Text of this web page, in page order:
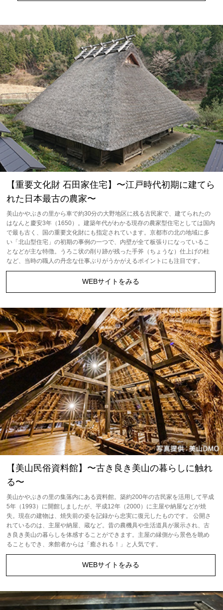
【重要⽂化財 ⽯⽥家住宅】〜江戸時代初期に建てら
れた日本最古の農家〜
美山かやぶきの里から車で約30分の大野地区に残る古民家で、建てられたの
はなんと慶安3年（1650）。建築年代がわかる現存の農家型住宅としては国内
で最も古く、国の重要文化財にも指定されています。京都市の北の地域に多
い「北山型住宅」の初期の事例の一つで、内壁が全て板張りになっているこ
となどが主な特徴。うろこ状の削り跡が残った手斧（ちょうな）仕上げの柱
など、当時の職人の丹念な仕事ぶりがうかがえるポイントにも注目です。
WEBサイトをみる
【美⼭⺠俗資料館】〜古き良き美山の暮らしに触れ
る〜
美山かやぶきの里の集落内にある資料館。築約200年の古民家を活用して平成
5年（1993）に開館しましたが、平成12年（2000）に主屋や納屋などが焼
失。現在の建物は、焼失前の姿を記録から忠実に復元したものです。 公開さ
れているのは、主屋や納屋、蔵など。昔の農機具や生活道具が展示され、古
き良き美山の暮らしを体感することができます。主屋の縁側から景色を眺め
ることもでき、来館者からは「癒される！」と人気です。
WEBサイトをみる